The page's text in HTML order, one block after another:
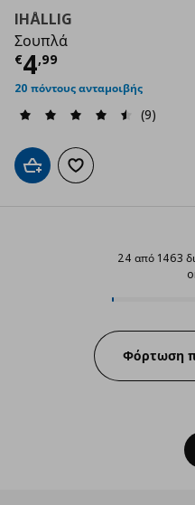
IHÅLLIG
Σουπλά
€4,99
Τρέχουσα τιμή
20 πόντους ανταμοιβής
(9)
Προσθήκη στο καλάθι
Προσθήκη στα
24 από 1463
Progress:
Φόρτωση